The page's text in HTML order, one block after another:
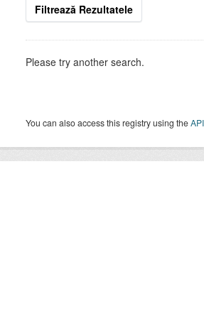
Filtrează Rezultatele
Please try another search.
You can also access this registry using theAPI